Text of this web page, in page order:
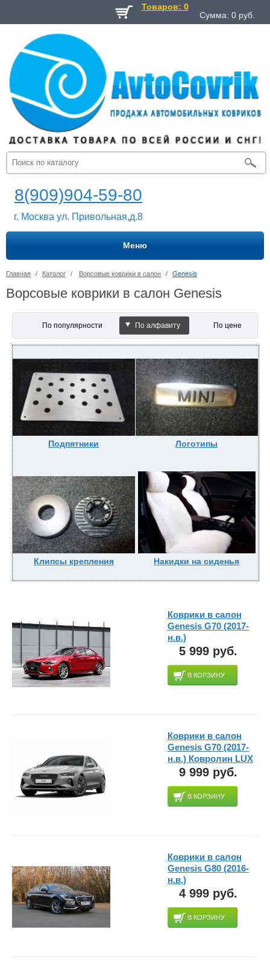
Товаров: 0
Сумма: 0 руб.
8(909)904-59-80
г. Москва ул. Привольная,д.8
Меню
Главная / Каталог / Ворсовые коврики в салон / Genesis
Ворсовые коврики в салон Genesis
По популярности По алфавиту По цене
Подпятники Логотипы
Клипсы крепления Накидки на сиденья
Коврики в салон
Genesis G70 (2017-
н.в.)
5 999 руб.
В КОРЗИНУ
Коврики в салон
Genesis G70 (2017-
н.в.) Ковролин LUX
9 999 руб.
В КОРЗИНУ
Коврики в салон
Genesis G80 (2016-
н.в.)
4 999 руб.
В КОРЗИНУ